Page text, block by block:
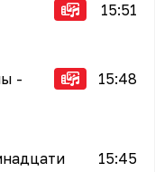
15:51
-
15:48
15:45